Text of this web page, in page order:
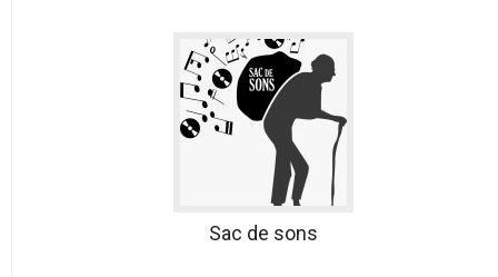
Sac de sons